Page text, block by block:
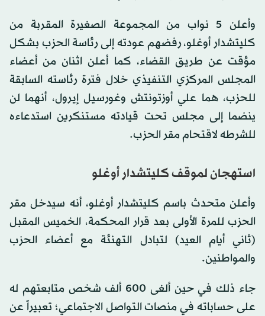
وأعلن 5 نواب من المجموعة الصغيرة المقربة من
كليتشدار أوغلو، رفضهم عودته إلى رئاسة الحزب بشكل
مؤقت عن طريق القضاء، كما أعلن اثنان من أعضاء
المجلس المركزي التنفيذي خلال فترة رئاسته السابقة
للحزب، هما علي أوزتونتش وغورسيل إيرول، أنهما لن
ينضما إلى مجلس تحت قيادته مستنكرين استدعاءه
للشرطه لاقتحام مقر الحزب.
استهجان لموقف كليتشدار أوغلو
وأعلن متحدث باسم كليتشدار أوغلو، أنه سيدخل مقر
الحزب للمرة الأولى بعد قرار المحكمة، الخميس المقبل
(ثاني أيام العيد) لتبادل التهنئة مع أعضاء الحزب
والمواطنين.
جاء ذلك في حين ألغى 600 ألف شخص متابعتهم له
على حساباته في منصات التواصل الاجتماعي؛ تعبيراً عن